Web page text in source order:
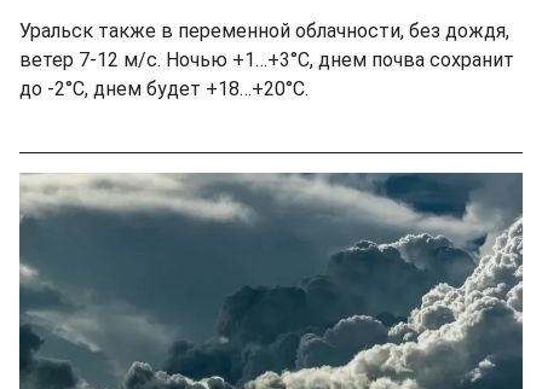
Уральск также в переменной облачности, без дождя,
ветер 7-12 м/с. Ночью +1…+3°C, днем почва сохранит
до -2°C, днем будет +18…+20°C.